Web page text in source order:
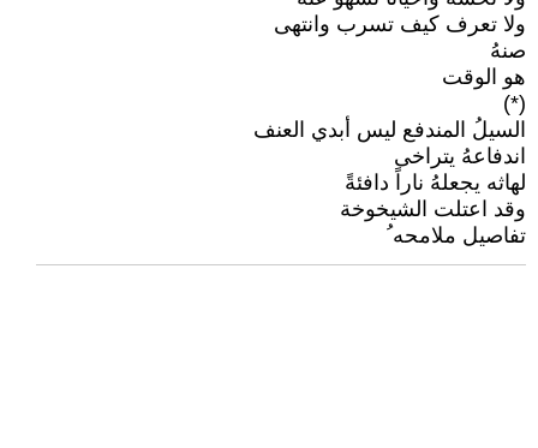
ولا تعرف كيف تسرب وانتهى
صنهُ
هو الوقت
(*)
السيلُ المندفع ليس أبدي العنف
اندفاعهُ يتراخى
لهاثه يجعلهُ ناراً دافئةً
وقد اعتلت الشيخوخة
تفاصيل ملامحه ُ